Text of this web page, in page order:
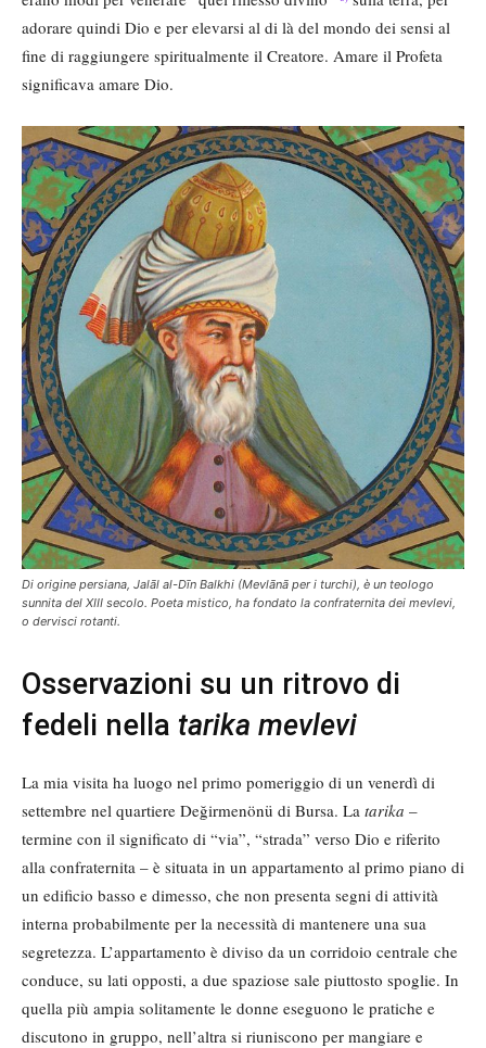
adorare quindi Dio e per elevarsi al di là del mondo dei sensi al
fine di raggiungere spiritualmente il Creatore. Amare il Profeta
significava amare Dio.
Di origine persiana, Jalāl al-Dīn Balkhi (Mevlānā per i turchi), è un teologo
sunnita del XIII secolo. Poeta mistico, ha fondato la confraternita dei mevlevi,
o dervisci rotanti.
Osservazioni su un ritrovo di
fedeli nella tarika mevlevi
La mia visita ha luogo nel primo pomeriggio di un venerdì di
settembre nel quartiere Değirmenönü di Bursa. La tarika –
termine con il significato di “via”, “strada” verso Dio e riferito
alla confraternita – è situata in un appartamento al primo piano di
un edificio basso e dimesso, che non presenta segni di attività
interna probabilmente per la necessità di mantenere una sua
segretezza. L’appartamento è diviso da un corridoio centrale che
conduce, su lati opposti, a due spaziose sale piuttosto spoglie. In
quella più ampia solitamente le donne eseguono le pratiche e
discutono in gruppo, nell’altra si riuniscono per mangiare e